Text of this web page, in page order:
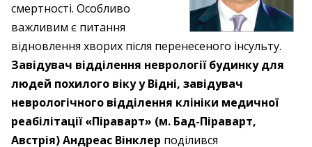
смертності. Особливо
важливим є питання
відновлення хворих після перенесеного інсульту.
Завідувач відділення неврології будинку для
людей похилого віку у Відні, завідувач
неврологічного відділення клініки медичної
реабілітації «Піраварт» (м. Бад-Піраварт,
Австрія) Андреас Вінклер поділився